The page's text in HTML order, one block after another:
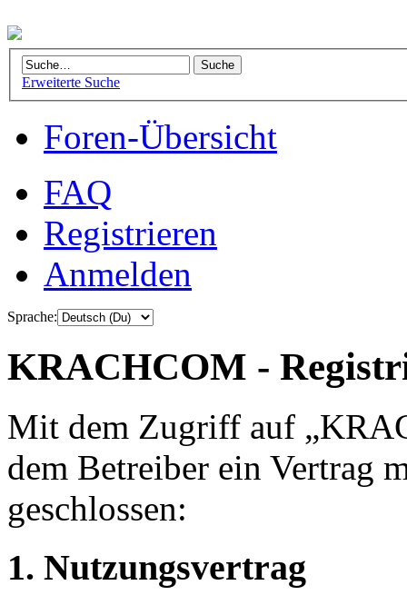
Erweiterte Suche
Foren-Übersicht
FAQ
Registrieren
Anmelden
Sprache:
KRACHCOM -
Mit dem Zugriff auf
dem Betreiber ein Vertrag
geschlossen:
1. Nutzungsvertrag